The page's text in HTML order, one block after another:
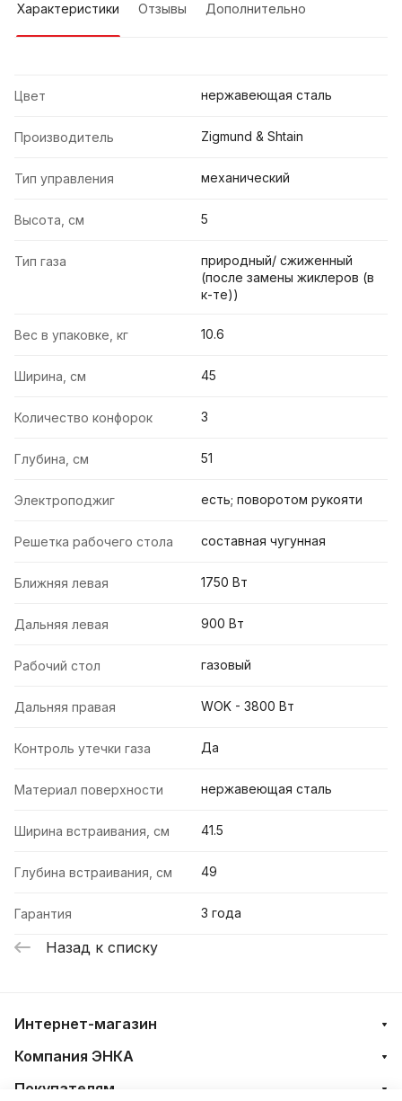
Характеристики Отзывы Дополнительно
Цвет нержавеющая сталь
Производитель Zigmund & Shtain
Тип управления механический
Высота, см 5
Тип газа
природный/ сжиженный
(после замены жиклеров (в
к-те))
Вес в упаковке, кг 10.6
Ширина, см 45
Количество конфорок 3
Глубина, см 51
Электроподжиг есть; поворотом рукояти
Решетка рабочего стола составная чугунная
Ближняя левая 1750 Вт
Дальняя левая 900 Вт
Рабочий стол газовый
Дальняя правая WOK - 3800 Вт
Контроль утечки газа Да
Материал поверхности нержавеющая сталь
Ширина встраивания, см 41.5
Глубина встраивания, см 49
Гарантия 3 года
Назад к списку
Интернет-магазин
Компания ЭНКА
Покупателям